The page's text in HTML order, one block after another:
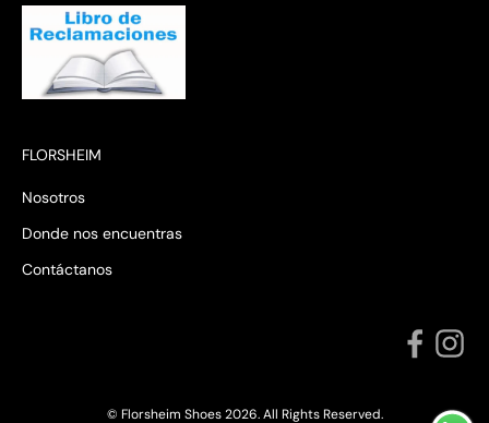
FLORSHEIM
Nosotros
Donde nos encuentras
Contáctanos
© Florsheim Shoes 2026. All Rights Reserved.